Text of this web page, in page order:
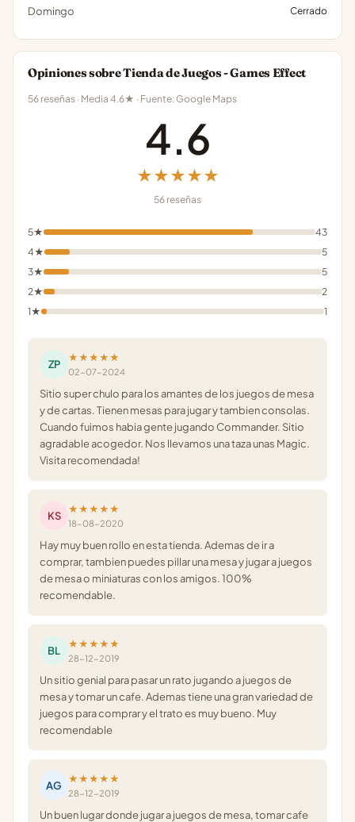
Domingo Cerrado
Opiniones sobre Tienda de Juegos - Games Effect
56 reseñas · Media 4.6★ · Fuente: Google Maps
4.6
★★★★★
56 reseñas
5★
43
4★
5
3★
5
2★
2
1★
1
ZP
★★★★★
02-07-2024
Sitio super chulo para los amantes de los juegos de mesa
y de cartas. Tienen mesas para jugar y tambien consolas.
Cuando fuimos habia gente jugando Commander. Sitio
agradable acogedor. Nos llevamos una taza unas Magic.
Visita recomendada!
KS
★★★★★
18-08-2020
Hay muy buen rollo en esta tienda. Ademas de ir a
comprar, tambien puedes pillar una mesa y jugar a juegos
de mesa o miniaturas con los amigos. 100%
recomendable.
BL
★★★★★
28-12-2019
Un sitio genial para pasar un rato jugando a juegos de
mesa y tomar un cafe. Ademas tiene una gran variedad de
juegos para comprar y el trato es muy bueno. Muy
recomendable
AG
★★★★★
28-12-2019
Un buen lugar donde jugar a juegos de mesa, tomar cafe